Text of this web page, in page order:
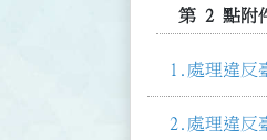
第 2 點附
處理違反
處理違反